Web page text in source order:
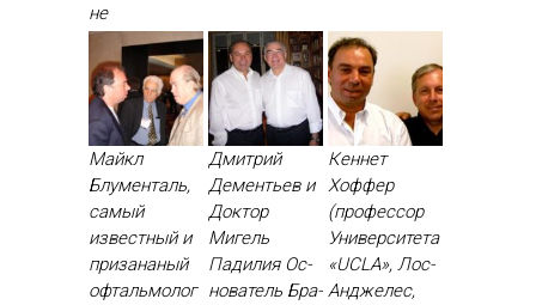
не
Майкл
Блументаль,
самый
известный и
призананый
офтальмолог
Дмитрий
Дементьев и
Доктор
Мигель
Падилия Ос­
но­ватель Бра­
Кеннет
Хоффер
(профессор
Университета
«UCLA», Лос-
Анджелес,